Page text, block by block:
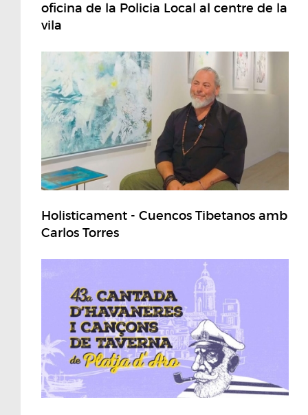
oficina de la Policia Local al centre de la
vila
Holisticament - Cuencos Tibetanos amb
Carlos Torres